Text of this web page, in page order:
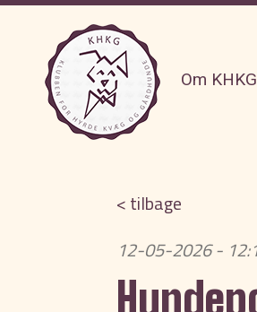
Om KHKG
< tilbage
12-05-2026 -